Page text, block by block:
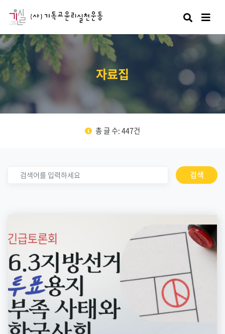
검색
자료집
총 글 수: 447건
검색